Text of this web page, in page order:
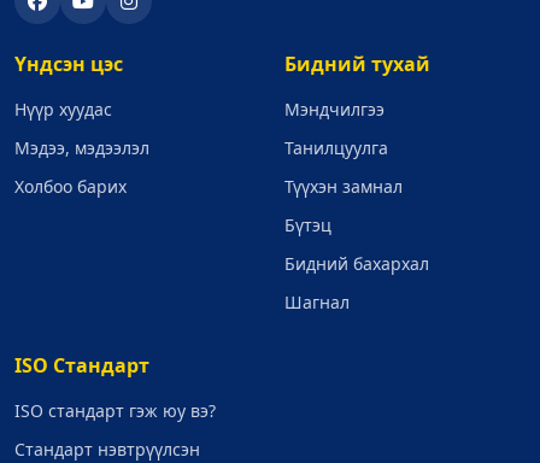
Үндсэн цэс
Нүүр хуудас
Мэдээ, мэдээлэл
Холбоо барих
Бидний тухай
Мэндчилгээ
Танилцуулга
Түүхэн замнал
Бүтэц
Бидний бахархал
Шагнал
ISO Стандарт
ISO стандарт гэж юу вэ?
Стандарт нэвтрүүлсэн